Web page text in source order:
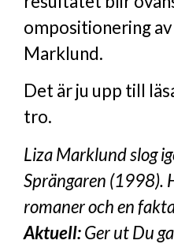
ompositionering
Marklund.
Det är ju upp till
tro.
Liza Marklund slog
Sprängaren (1998).
romaner och en
Aktuell:Ger ut Du